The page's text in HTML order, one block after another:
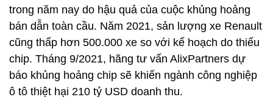
trong năm nay do hậu quả của cuộc khủng hoảng
bán dẫn toàn cầu. Năm 2021, sản lượng xe Renault
cũng thấp hơn 500.000 xe so với kế hoạch do thiếu
chip. Tháng 9/2021, hãng tư vấn AlixPartners dự
báo khủng hoảng chip sẽ khiến ngành công nghiệp
ô tô thiệt hại 210 tỷ USD doanh thu.